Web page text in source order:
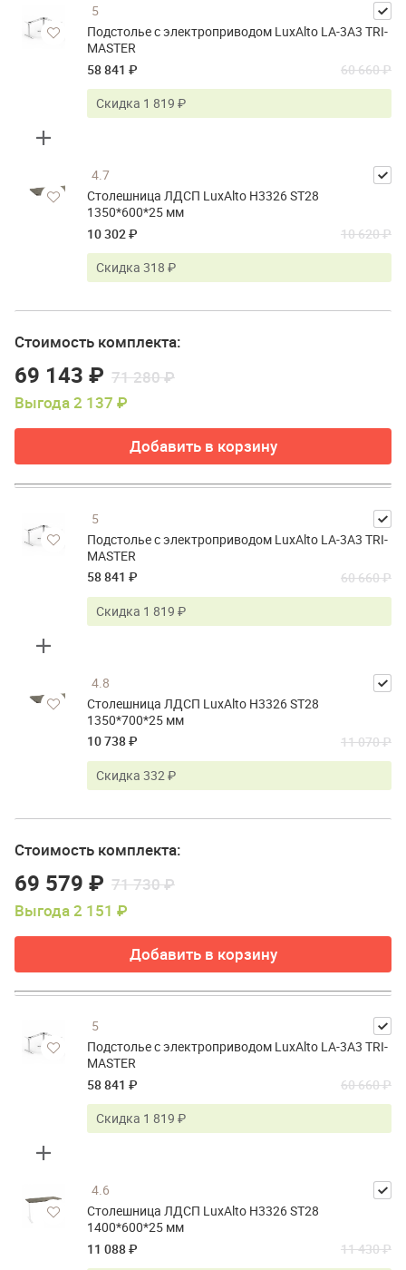
5
Подстолье с электроприводом LuxAlto LA-3A3 TRI-
MASTER
58 841 ₽
60 660 ₽
Скидка 1 819 ₽
4.7
Столешница ЛДСП LuxAlto H3326 ST28
1350*600*25 мм
10 302 ₽
10 620 ₽
Скидка 318 ₽
Стоимость комплекта:
69 143 ₽ 71 280 ₽
Выгода 2 137 ₽
Добавить в корзину
5
Подстолье с электроприводом LuxAlto LA-3A3 TRI-
MASTER
58 841 ₽
60 660 ₽
Скидка 1 819 ₽
4.8
Столешница ЛДСП LuxAlto H3326 ST28
1350*700*25 мм
10 738 ₽
11 070 ₽
Скидка 332 ₽
Стоимость комплекта:
69 579 ₽ 71 730 ₽
Выгода 2 151 ₽
Добавить в корзину
5
Подстолье с электроприводом LuxAlto LA-3A3 TRI-
MASTER
58 841 ₽
60 660 ₽
Скидка 1 819 ₽
4.6
Столешница ЛДСП LuxAlto H3326 ST28
1400*600*25 мм
11 088 ₽
11 430 ₽